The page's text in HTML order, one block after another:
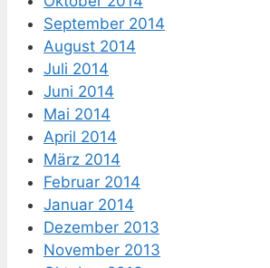
September 2014
August 2014
Juli 2014
Juni 2014
Mai 2014
April 2014
März 2014
Februar 2014
Januar 2014
Dezember 2013
November 2013